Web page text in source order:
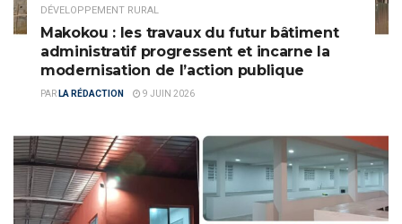
DÉVELOPPEMENT RURAL
Makokou : les travaux du futur bâtiment
administratif progressent et incarne la
modernisation de l’action publique
PAR LA RÉDACTION 9 JUIN 2026